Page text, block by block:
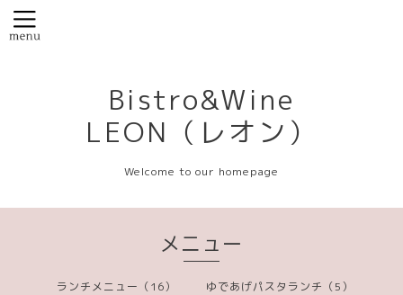
Bistro&Wine
LEON（レオン）
Welcome to our homepage
メニュー
ランチメニュー（16） ゆであげパスタランチ（5）